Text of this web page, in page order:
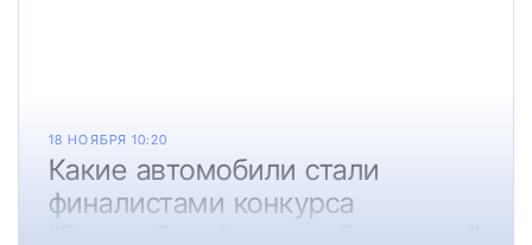
18 НОЯБРЯ 10:20
Какие автомобили стали
финалистами конкурса